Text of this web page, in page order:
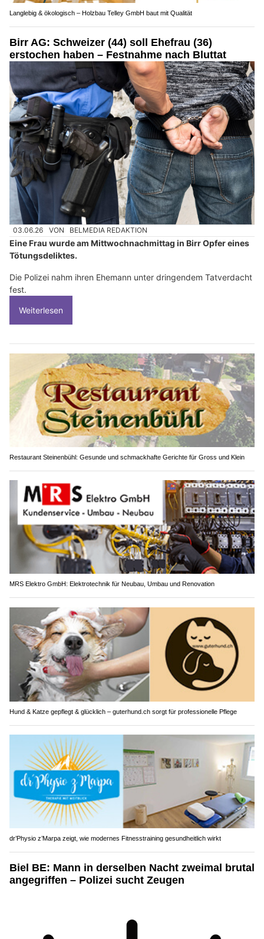
Langlebig & ökologisch – Holzbau Telley GmbH baut mit Qualität
Birr AG: Schweizer (44) soll Ehefrau (36)
erstochen haben – Festnahme nach Bluttat
03.06.26 VON BELMEDIA REDAKTION
Eine Frau wurde am Mittwochnachmittag in Birr Opfer eines
Tötungsdeliktes.
Die Polizei nahm ihren Ehemann unter dringendem Tatverdacht
fest.
Weiterlesen
Restaurant Steinenbühl: Gesunde und schmackhafte Gerichte für Gross und Klein
MRS Elektro GmbH: Elektrotechnik für Neubau, Umbau und Renovation
Hund & Katze gepflegt & glücklich – guterhund.ch sorgt für professionelle Pflege
dr’Physio z’Marpa zeigt, wie modernes Fitnesstraining gesundheitlich wirkt
Biel BE: Mann in derselben Nacht zweimal brutal
angegriffen – Polizei sucht Zeugen